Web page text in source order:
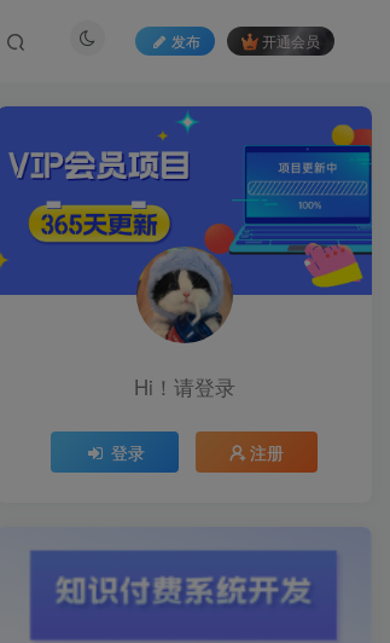
发布 开通会员
Hi！请登录
登录 注册